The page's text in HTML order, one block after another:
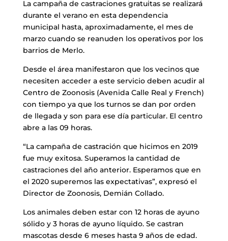
La campaña de castraciones gratuitas se realizará
durante el verano en esta dependencia
municipal hasta, aproximadamente, el mes de
marzo cuando se reanuden los operativos por los
barrios de Merlo.
Desde el área manifestaron que los vecinos que
necesiten acceder a este servicio deben acudir al
Centro de Zoonosis (Avenida Calle Real y French)
con tiempo ya que los turnos se dan por orden
de llegada y son para ese día particular. El centro
abre a las 09 horas.
“La campaña de castración que hicimos en 2019
fue muy exitosa. Superamos la cantidad de
castraciones del año anterior. Esperamos que en
el 2020 superemos las expectativas”, expresó el
Director de Zoonosis, Demián Collado.
Los animales deben estar con 12 horas de ayuno
sólido y 3 horas de ayuno líquido. Se castran
mascotas desde 6 meses hasta 9 años de edad.